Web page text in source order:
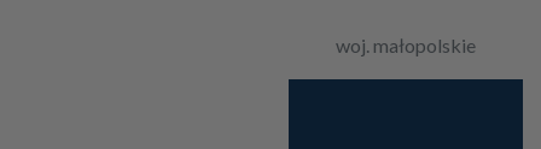
woj. małopolskie